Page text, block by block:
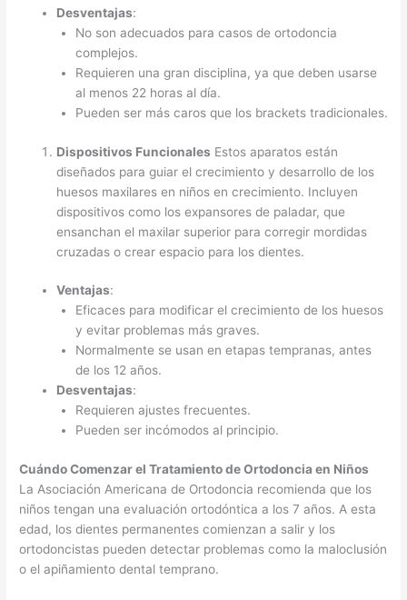
Desventajas:
No son adecuados para casos de ortodoncia
complejos.
Requieren una gran disciplina, ya que deben usarse
al menos 22 horas al día.
Pueden ser más caros que los brackets tradicionales.
Dispositivos Funcionales Estos aparatos están
diseñados para guiar el crecimiento y desarrollo de los
huesos maxilares en niños en crecimiento. Incluyen
dispositivos como los expansores de paladar, que
ensanchan el maxilar superior para corregir mordidas
cruzadas o crear espacio para los dientes.
Ventajas:
Eficaces para modificar el crecimiento de los huesos
y evitar problemas más graves.
Normalmente se usan en etapas tempranas, antes
de los 12 años.
Desventajas:
Requieren ajustes frecuentes.
Pueden ser incómodos al principio.
Cuándo Comenzar el Tratamiento de Ortodoncia en Niños
La Asociación Americana de Ortodoncia recomienda que los
niños tengan una evaluación ortodóntica a los 7 años. A esta
edad, los dientes permanentes comienzan a salir y los
ortodoncistas pueden detectar problemas como la maloclusión
o el apiñamiento dental temprano.